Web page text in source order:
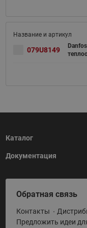
079U8149
Каталог
Тепловая автоматика
Холодильная техника
Приводная техника
Промышленная
Документация
HeatPlatform
Полезные программы и
Условия поставки
Обратная связь
Контакты
Предложить идеи